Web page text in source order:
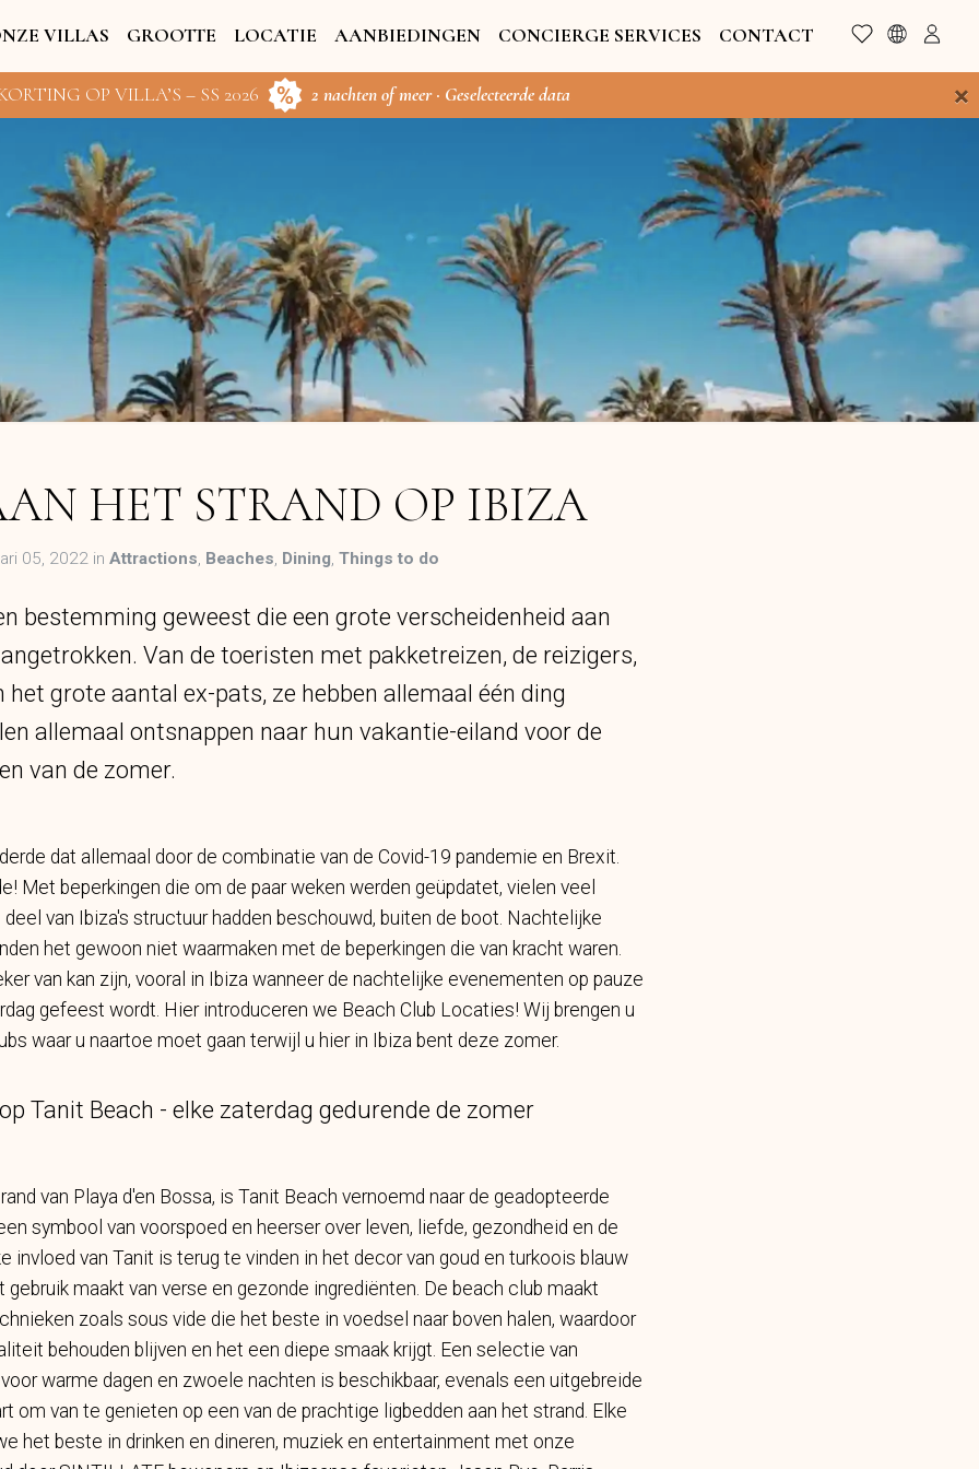
VILLAS GROOTTE LOCATIE AANBIEDINGEN CONCIERGE SERVICES CONTACT
OP VILLA’S – SS 2026 2 nachten of meer · Geselecteerde data ×
HET STRAND OP IBIZA
05, 2022 in Attractions, Beaches, Dining, Things to do
bestemming geweest die een grote verscheidenheid aan
Van de toeristen met pakketreizen, de reizigers,
het grote aantal ex-pats, ze hebben allemaal één ding
allemaal ontsnappen naar hun vakantie-eiland voor de
van de zomer.
dat allemaal door de combinatie van de Covid-19 pandemie en Brexit.
Met beperkingen die om de paar weken werden geüpdatet, vielen veel
van Ibiza's structuur hadden beschouwd, buiten de boot. Nachtelijke
het gewoon niet waarmaken met de beperkingen die van kracht waren.
van kan zijn, vooral in Ibiza wanneer de nachtelijke evenementen op pauze
gefeest wordt. Hier introduceren we Beach Club Locaties! Wij brengen u
waar u naartoe moet gaan terwijl u hier in Ibiza bent deze zomer.
Tanit Beach - elke zaterdag gedurende de zomer
van Playa d'en Bossa, is Tanit Beach vernoemd naar de geadopteerde
symbool van voorspoed en heerser over leven, liefde, gezondheid en de
invloed van Tanit is terug te vinden in het decor van goud en turkoois blauw
gebruik maakt van verse en gezonde ingrediënten. De beach club maakt
zoals sous vide die het beste in voedsel naar boven halen, waardoor
behouden blijven en het een diepe smaak krijgt. Een selectie van
warme dagen en zwoele nachten is beschikbaar, evenals een uitgebreide
om van te genieten op een van de prachtige ligbedden aan het strand. Elke
het beste in drinken en dineren, muziek en entertainment met onze